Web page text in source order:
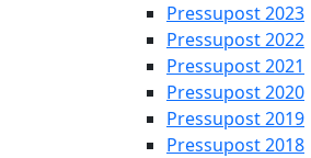
Pressupost 2023
Pressupost 2022
Pressupost 2021
Pressupost 2020
Pressupost 2019
Pressupost 2018